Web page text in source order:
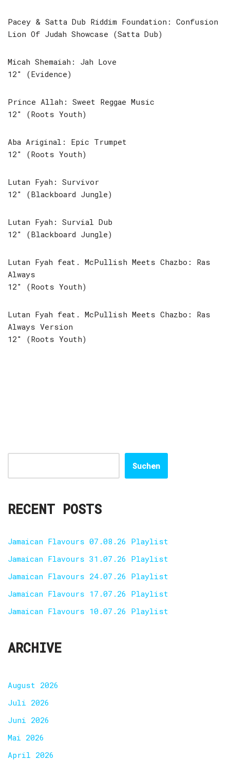
Pacey & Satta Dub Riddim Foundation: Confusion
Lion Of Judah Showcase (Satta Dub)
Micah Shemaiah: Jah Love
12″ (Evidence)
Prince Allah: Sweet Reggae Music
12″ (Roots Youth)
Aba Ariginal: Epic Trumpet
12″ (Roots Youth)
Lutan Fyah: Survivor
12″ (Blackboard Jungle)
Lutan Fyah: Survial Dub
12″ (Blackboard Jungle)
Lutan Fyah feat. McPullish Meets Chazbo: Ras
Always
12″ (Roots Youth)
Lutan Fyah feat. McPullish Meets Chazbo: Ras
Always Version
12″ (Roots Youth)
Suchen
RECENT POSTS
Jamaican Flavours 07.08.26 Playlist
Jamaican Flavours 31.07.26 Playlist
Jamaican Flavours 24.07.26 Playlist
Jamaican Flavours 17.07.26 Playlist
Jamaican Flavours 10.07.26 Playlist
ARCHIVE
August 2026
Juli 2026
Juni 2026
Mai 2026
April 2026